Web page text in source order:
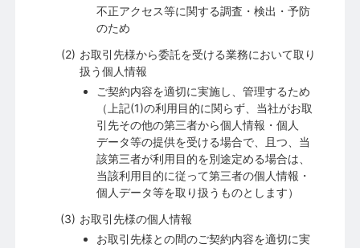
不正アクセス等に関する調査・検出・予防
のため
お取引先様から委託を受ける業務において取り
扱う個人情報
ご契約内容を適切に実施し、管理するため
（上記(1)の利用目的に関らず、当社がお取
引先その他の第三者から個人情報・個人
データ等の提供を受ける場合で、且つ、当
該第三者が利用目的を別途定める場合は、
当該利用目的に従って第三者の個人情報・
個人データ等を取り扱うものとします）
お取引先様の個人情報
お取引先様との間のご契約内容を適切に実